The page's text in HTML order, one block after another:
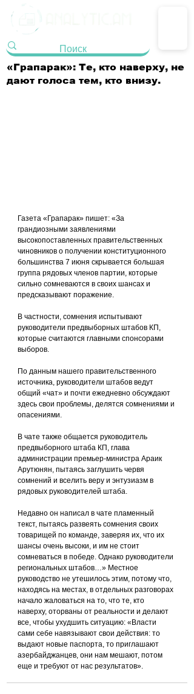
«Грапарак»: Те, кто наверху, не
дают голоса тем, кто внизу.
Газета «Грапарак» пишет: «За
грандиозными заявлениями
высокопоставленных правительственных
чиновников о получении конституционного
большинства 7 июня скрывается большая
группа рядовых членов партии, которые
сильно сомневаются в своих шансах и
предсказывают поражение.
В частности, сомнения испытывают
руководители предвыборных штабов КП,
которые считаются главными спонсорами
выборов.
По данным нашего правительственного
источника, руководители штабов ведут
общий «чат» и почти ежедневно обсуждают
здесь свои проблемы, делятся сомнениями и
опасениями.
В чате также общается руководитель
предвыборного штаба КП, глава
администрации премьер-министра Араик
Арутюнян, пытаясь заглушить червя
сомнений и вселить веру и энтузиазм в
рядовых руководителей штаба.
Недавно он написал в чате пламенный
текст, пытаясь развеять сомнения своих
товарищей по команде, заверяя их, что их
шансы очень высоки, и им не стоит
сомневаться в победе. Однако руководители
региональных штабов…» Местное
руководство не утешилось этим, потому что,
находясь на местах, в отдельных разговорах
начало жаловаться на то, что те, кто
наверху, оторваны от реальности и делают
все, чтобы ухудшить ситуацию: «Власти
сами себе навязывают свои действия: то
выдают новые паспорта, то приглашают
азербайджанцев, они нам мешают, потом
еще и требуют от нас результатов».